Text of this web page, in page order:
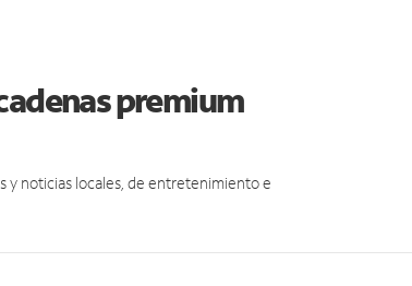
premium
y noticias locales, de entretenimiento e